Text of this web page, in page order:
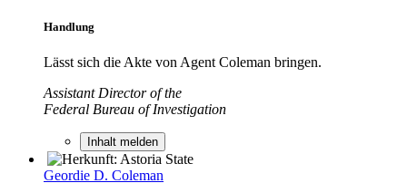
Handlung
Lässt sich die Akte von Agent Coleman bringen.
Assistant Director of the
Federal Bureau of Investigation
Inhalt melden
Geordie D. Coleman